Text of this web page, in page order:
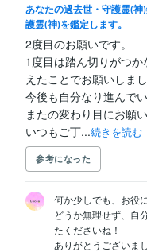
あなたの過去世・守護霊(
護霊(神)を鑑定します。
2度目のお願いです。
1度目は踏ん切りがつ
えたことでお願いしまし
今後も自分なり進んで
またの変わり目にお願
いつもご丁...続きを読む
参考になった
何か少しでも、お役
どうか無理せず、自
たくださいね！
ありがとうございま